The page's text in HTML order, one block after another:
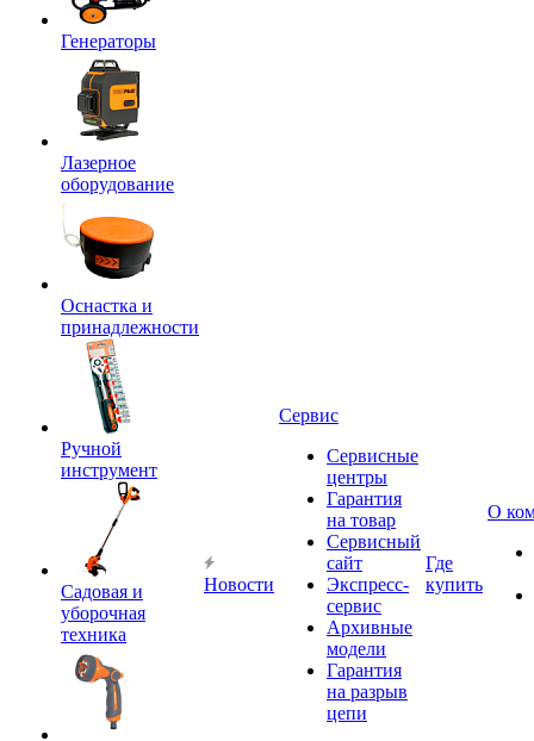
Генераторы
Лазерное
оборудование
Оснастка и
принадлежности
Ручной
инструмент
Садовая и
уборочная
техника
Новости
Сервис
Сервисные
центры
Гарантия
на товар
Сервисный
сайт
Экспресс-
сервис
Архивные
модели
Гарантия
на разрыв
цепи
Где
купить
О